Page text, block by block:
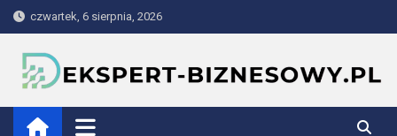
Skip
to
content
czwartek, 6 sierpnia, 2026
ekspert-biznesowy.pl